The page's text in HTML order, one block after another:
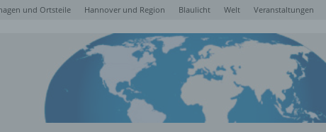
und Ortsteile Hannover und Region Blaulicht Welt Veranstaltungen